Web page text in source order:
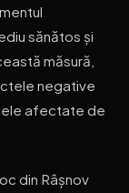
sănătos și
măsură,
negative
afectate de
din Râșnov